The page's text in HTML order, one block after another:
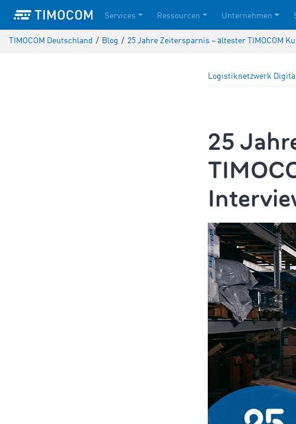
Services Ressourcen Unternehmen
TIMOCOM Deutschland / Blog / 25 Jahre Zeitersparnis – ältester TIMOCOM
Logistiknetzwerk
25